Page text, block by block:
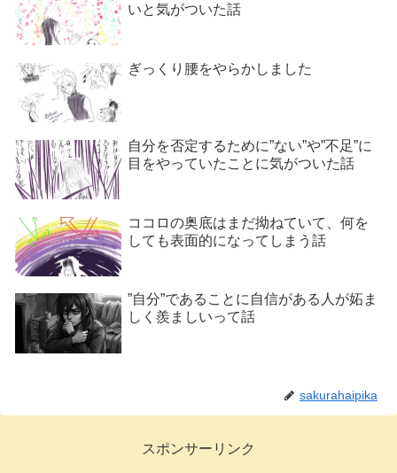
いと気がついた話
ぎっくり腰をやらかしました
自分を否定するために”ない”や”不足”に
目をやっていたことに気がついた話
ココロの奥底はまだ拗ねていて、何を
しても表面的になってしまう話
”自分”であることに自信がある人が妬ま
しく羨ましいって話
sakurahaipika
スポンサーリンク